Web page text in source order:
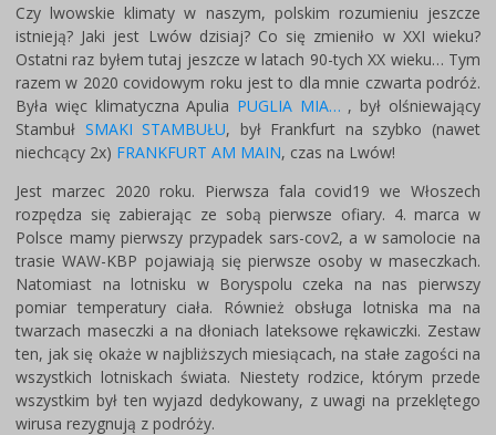
Czy lwowskie klimaty w naszym, polskim rozumieniu jeszcze
istnieją? Jaki jest Lwów dzisiaj? Co się zmieniło w XXI wieku?
Ostatni raz byłem tutaj jeszcze w latach 90-tych XX wieku… Tym
razem w 2020 covidowym roku jest to dla mnie czwarta podróż.
Była więc klimatyczna Apulia PUGLIA MIA… , był olśniewający
Stambuł SMAKI STAMBUŁU, był Frankfurt na szybko (nawet
niechcący 2x) FRANKFURT AM MAIN, czas na Lwów!
Jest marzec 2020 roku. Pierwsza fala covid19 we Włoszech
rozpędza się zabierając ze sobą pierwsze ofiary. 4. marca w
Polsce mamy pierwszy przypadek sars-cov2, a w samolocie na
trasie WAW-KBP pojawiają się pierwsze osoby w maseczkach.
Natomiast na lotnisku w Boryspolu czeka na nas pierwszy
pomiar temperatury ciała. Również obsługa lotniska ma na
twarzach maseczki a na dłoniach lateksowe rękawiczki. Zestaw
ten, jak się okaże w najbliższych miesiącach, na stałe zagości na
wszystkich lotniskach świata. Niestety rodzice, którym przede
wszystkim był ten wyjazd dedykowany, z uwagi na przeklętego
wirusa rezygnują z podróży.